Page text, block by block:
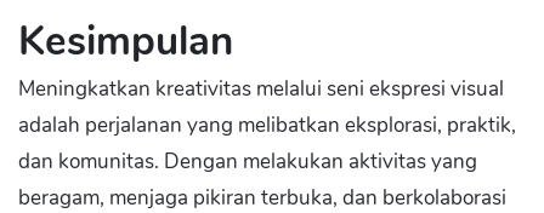
Kesimpulan
Meningkatkan kreativitas melalui seni ekspresi visual
adalah perjalanan yang melibatkan eksplorasi, praktik,
dan komunitas. Dengan melakukan aktivitas yang
beragam, menjaga pikiran terbuka, dan berkolaborasi